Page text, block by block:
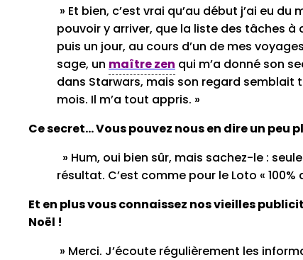
» Et bien, c’est vrai qu’au début j’ai eu
pouvoir y arriver, que la liste des tâches
puis un jour, au cours d’un de mes
sage, un maître zen qui m’a donné son
dans Starwars, mais son regard semblait
mois. Il m’a tout appris. »
Ce secret… Vous pouvez nous en dire un peu
» Hum, oui bien sûr, mais sachez-le :
résultat. C’est comme pour le Loto «
Et en plus vous connaissez nos vieilles
Noël !
» Merci. J’écoute régulièrement les